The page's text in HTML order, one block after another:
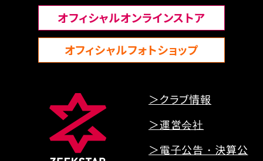
オフィシャルオンラインストア
オフィシャルフォトショップ
＞クラブ情報
＞運営会社
＞電子公告・決算公